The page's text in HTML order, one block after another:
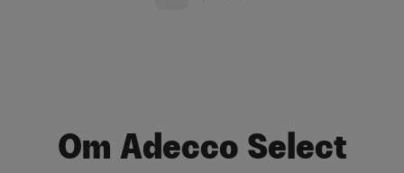
Om Adecco Select